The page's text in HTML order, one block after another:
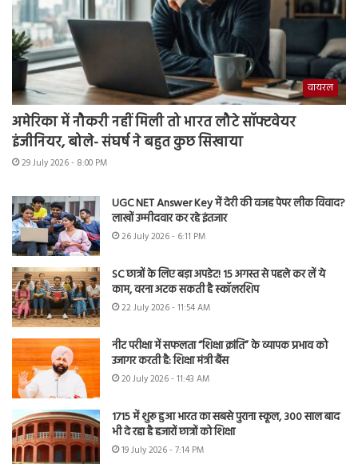
वायरल
अमेरिका में नौकरी नहीं मिली तो भारत लौटे सॉफ्टवेयर
इंजीनियर, बोले- संघर्ष ने बहुत कुछ सिखाया
29 July 2026 - 8:00 PM
UGC NET Answer Key में देरी की वजह पेपर लीक विवाद?
लाखों उम्मीदवार कर रहे इंतजार
26 July 2026 - 6:11 PM
SC छात्रों के लिए बड़ा अपडेट! 15 अगस्त से पहले कर लें ये
काम, वरना अटक सकती है स्कॉलरशिप
22 July 2026 - 11:54 AM
नीट परीक्षा में सफलता “शिक्षा क्रांति” के व्यापक प्रभाव को
उजागर करती है: शिक्षा मंत्री बैंस
20 July 2026 - 11:43 AM
1715 में शुरू हुआ भारत का सबसे पुराना स्कूल, 300 साल बाद
भी दे रहा है हजारों छात्रों को शिक्षा
19 July 2026 - 7:14 PM